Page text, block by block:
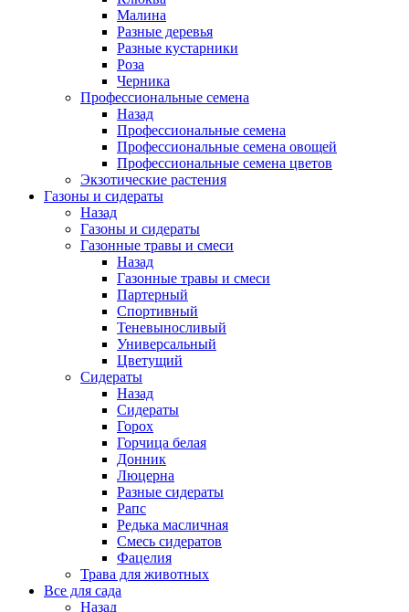
Малина
Разные деревья
Разные кустарники
Роза
Черника
Профессиональные семена
Назад
Профессиональные семена
Профессиональные семена овощей
Профессиональные семена цветов
Экзотические растения
Газоны и сидераты
Назад
Газоны и сидераты
Газонные травы и смеси
Назад
Газонные травы и смеси
Партерный
Спортивный
Теневыносливый
Универсальный
Цветущий
Сидераты
Назад
Сидераты
Горох
Горчица белая
Донник
Люцерна
Разные сидераты
Рапс
Редька масличная
Смесь сидератов
Фацелия
Трава для животных
Все для сада
Назад